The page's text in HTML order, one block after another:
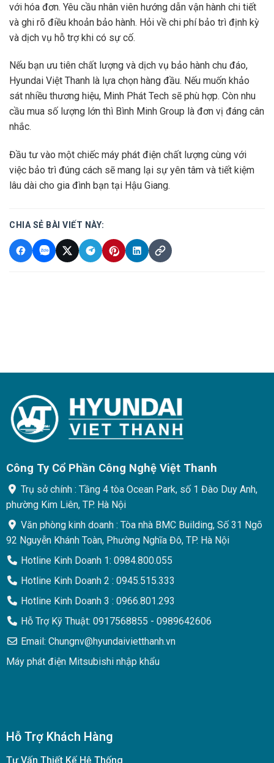
với hóa đơn. Yêu cầu nhân viên hướng dẫn vận hành chi tiết
và ghi rõ điều khoản bảo hành. Hỏi về chi phí bảo trì định kỳ
và dịch vụ hỗ trợ khi có sự cố.
Nếu bạn ưu tiên chất lượng và dịch vụ bảo hành chu đáo,
Hyundai Việt Thanh là lựa chọn hàng đầu. Nếu muốn khảo
sát nhiều thương hiệu, Minh Phát Tech sẽ phù hợp. Còn nhu
cầu mua số lượng lớn thì Bình Minh Group là đơn vị đáng cân
nhắc.
Đầu tư vào một chiếc máy phát điện chất lượng cùng với
việc bảo trì đúng cách sẽ mang lại sự yên tâm và tiết kiệm
lâu dài cho gia đình bạn tại Hậu Giang.
CHIA SẺ BÀI VIẾT NÀY:
Công Ty Cổ Phần Công Nghệ Việt Thanh
Trụ sở chính : Tầng 4 tòa Ocean Park, số 1 Đào Duy Anh,
phường Kim Liên, TP. Hà Nội
Văn phòng kinh doanh : Tòa nhà BMC Building, Số 31 Ngõ
92 Nguyễn Khánh Toàn, Phường Nghĩa Đô, TP. Hà Nội
Hotline Kinh Doanh 1: 0984.800.055
Hotline Kinh Doanh 2 : 0945.515.333
Hotline Kinh Doanh 3 : 0966.801.293
Hỗ Trợ Kỹ Thuật: 0917568855 - 0989642606
Email: Chungnv@hyundaivietthanh.vn
Máy phát điện Mitsubishi nhập khẩu
Hỗ Trợ Khách Hàng
Tư Vấn Thiết Kế Hệ Thống